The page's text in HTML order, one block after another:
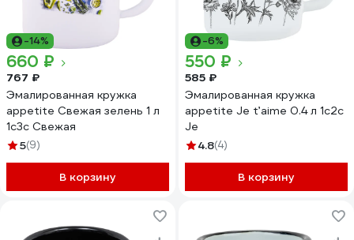
-14%
660 ₽
767 ₽
Эмалированная кружка
appetite Свежая зелень 1 л
1с3с Свежая
5(9)
В корзину
-6%
550 ₽
585 ₽
Эмалированная кружка
appetite Je t’aime 0.4 л 1с2с
Je
4.8(4)
В корзину